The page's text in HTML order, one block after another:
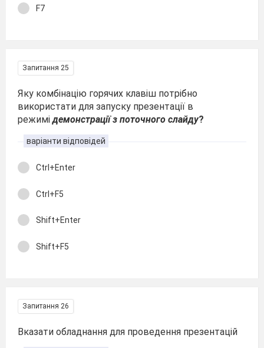
F7
Запитання 25
Яку комбінацію горячих клавіш потрібно
використати для запуску презентації в
режимідемонстрації з поточного слайду?
варіанти відповідей
Ctrl+Enter
Ctrl+F5
Shift+Enter
Shift+F5
Запитання 26
Вказати обладнання для проведення презентацій